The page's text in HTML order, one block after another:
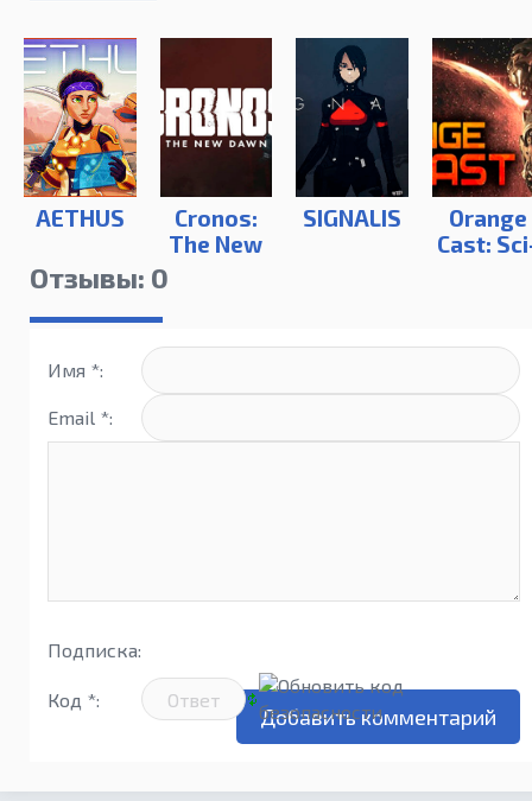
AETHUS
Cronos:
The New
SIGNALIS
Orange
Cast:
Отзывы: 0
Имя *:
Email *:
Подписка:
Код *: